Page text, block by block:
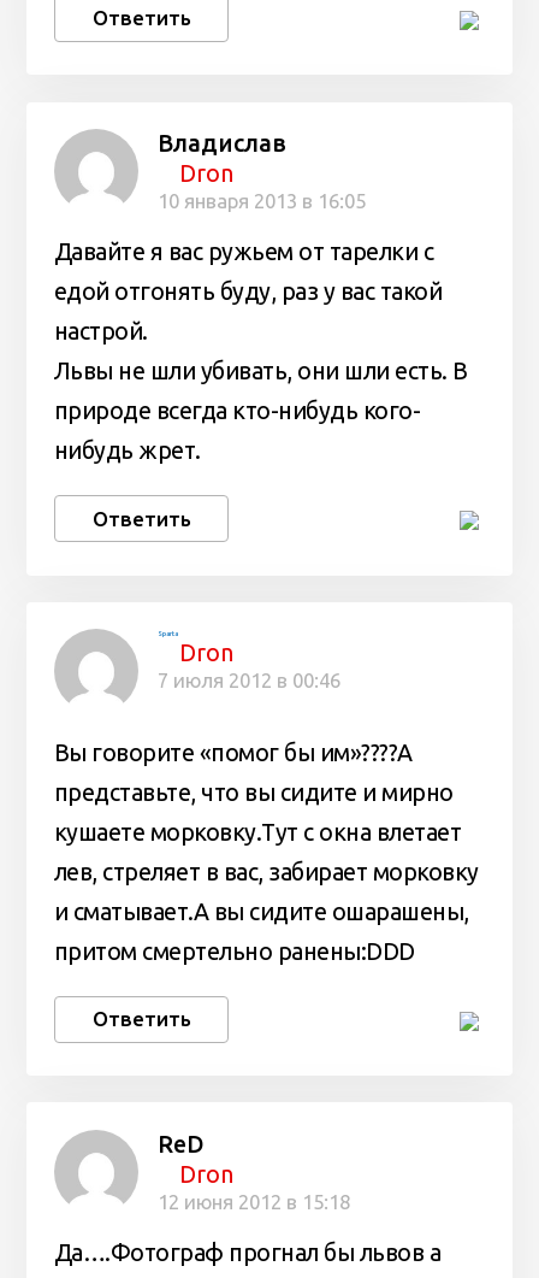
Ответить
Владислав
Dron
10 января 2013 в 16:05
Давайте я вас ружьем от тарелки с
едой отгонять буду, раз у вас такой
настрой.
Львы не шли убивать, они шли есть. В
природе всегда кто-нибудь кого-
нибудь жрет.
Ответить
Sparta
Dron
7 июля 2012 в 00:46
Вы говорите «помог бы им»????А
представьте, что вы сидите и мирно
кушаете морковку.Тут с окна влетает
лев, стреляет в вас, забирает морковку
и сматывает.А вы сидите ошарашены,
притом смертельно ранены:DDD
Ответить
ReD
Dron
12 июня 2012 в 15:18
Да….Фотограф прогнал бы львов а